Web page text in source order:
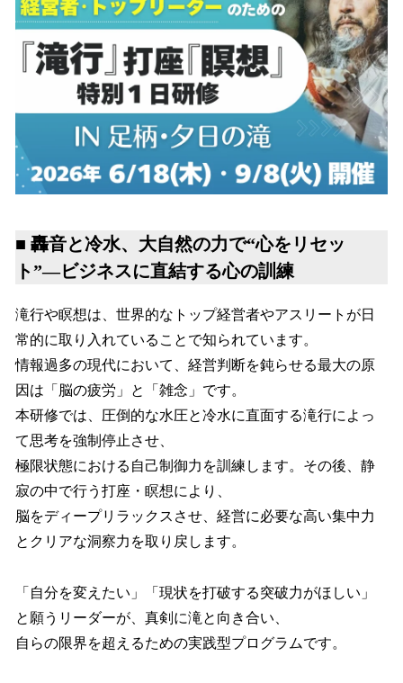
■ 轟音と冷水、大自然の力で“心をリセッ
ト”―ビジネスに直結する心の訓練
滝行や瞑想は、世界的なトップ経営者やアスリートが日
常的に取り入れていることで知られています。
情報過多の現代において、経営判断を鈍らせる最大の原
因は「脳の疲労」と「雑念」です。
本研修では、圧倒的な水圧と冷水に直面する滝行によっ
て思考を強制停止させ、
極限状態における自己制御力を訓練します。その後、静
寂の中で行う打座・瞑想により、
脳をディープリラックスさせ、経営に必要な高い集中力
とクリアな洞察力を取り戻します。
「自分を変えたい」「現状を打破する突破力がほしい」
と願うリーダーが、真剣に滝と向き合い、
自らの限界を超えるための実践型プログラムです。